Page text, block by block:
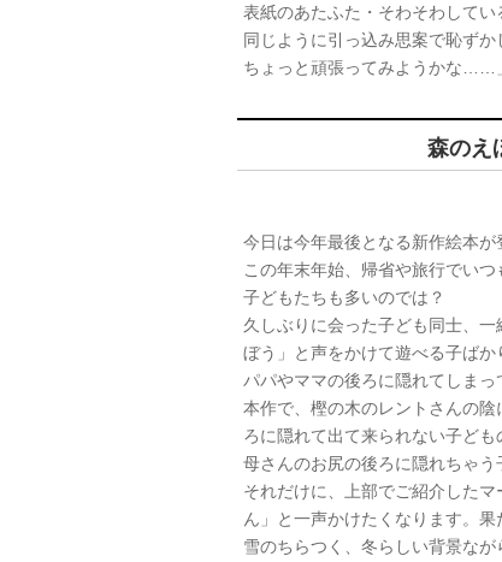
表紙のあたふた・そわそわして
同じように引っ込み思案で恥ず
ちょっと頑張ってみようかな……
森のえ
今日は今年最後となる新作絵本が
この年末年始、帰省や旅行でい
子どもたちも多いのでは？
久しぶりに会った子ども同士、
ぼう」と声をかけて遊べる子ば
パパやママの後ろに隠れてしまっ
本作で、樫の木のレントさんの
ろに隠れて出て来られない子ど
母さんのお尻の後ろに隠れちゃう
それだけに、上部でご紹介した
ん」と一声かけたくなります。
雪のちらつく、冬らしい背景なが